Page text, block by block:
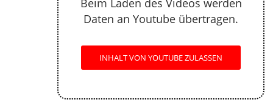
Beim Laden des Videos werden
Daten an Youtube übertragen.
INHALT VON YOUTUBE ZULASSEN